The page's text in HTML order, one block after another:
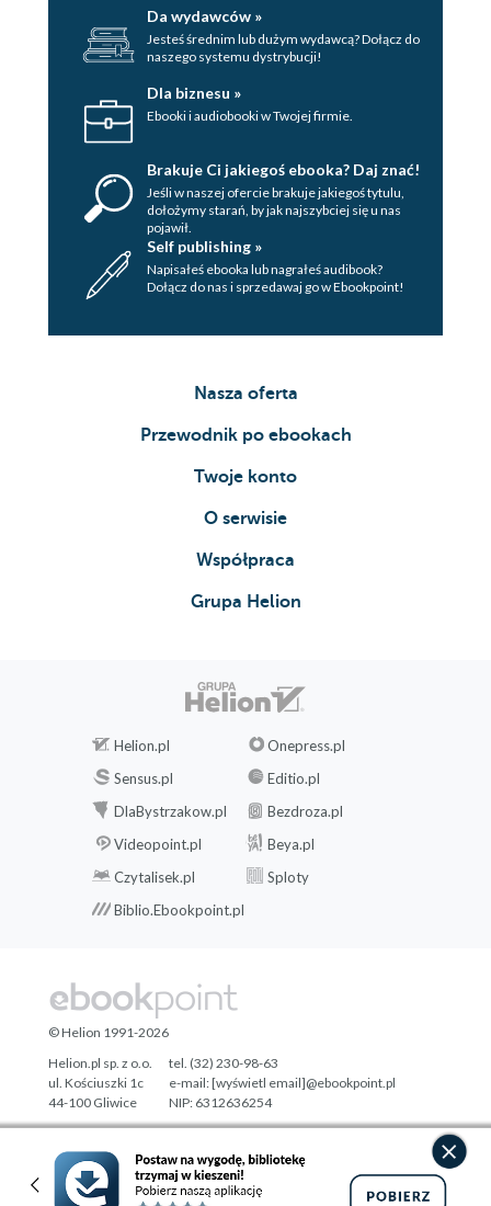
Da wydawców »
Jesteś średnim lub dużym wydawcą? Dołącz do
naszego systemu dystrybucji!
Dla biznesu »
Ebooki i audiobooki w Twojej firmie.
Brakuje Ci jakiegoś ebooka? Daj znać!
Jeśli w naszej ofercie brakuje jakiegoś tytulu,
dołożymy starań, by jak najszybciej się u nas
pojawił.
Self publishing »
Napisałeś ebooka lub nagrałeś audibook?
Dołącz do nas i sprzedawaj go w Ebookpoint!
Nasza oferta
Przewodnik po ebookach
Twoje konto
O serwisie
Współpraca
Grupa Helion
Helion.pl
Onepress.pl
Sensus.pl
Editio.pl
DlaBystrzakow.pl
Bezdroza.pl
Videopoint.pl
Beya.pl
Czytalisek.pl
Sploty
Biblio.Ebookpoint.pl
Designed with ♥ byTonik.pl
© Helion 1991-2026
Helion.pl sp. z o.o.
ul. Kościuszki 1c
44-100 Gliwice
tel. (32) 230-98-63
e-mail:[wyświetl email]@ebookpoint.pl
NIP: 6312636254
Regon: 241989027